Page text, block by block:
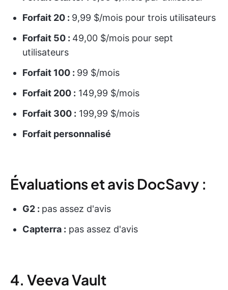
Forfait 20 : 9,99 $/mois pour trois utilisateurs
Forfait 50 : 49,00 $/mois pour sept
utilisateurs
Forfait 100 : 99 $/mois
Forfait 200 : 149,99 $/mois
Forfait 300 : 199,99 $/mois
Forfait personnalisé
Évaluations et avis DocSavy :
G2 : pas assez d'avis
Capterra : pas assez d'avis
4. Veeva Vault